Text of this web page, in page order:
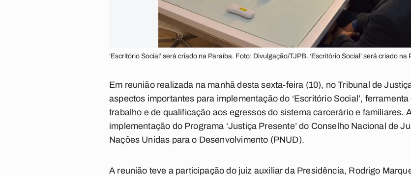
‘Escritório Social’ será criado na Paraíba. Foto: Divulgação/TJPB. ‘Escritório Social’ será criado
Em reunião realizada na manhã desta sexta-feira (10), no Tribunal de
aspectos importantes para implementação do ‘Escritório Social’,
trabalho e de qualificação aos egressos do sistema carcerário e familiares.
implementação do Programa ‘Justiça Presente’ do Conselho Nacional de
Nações Unidas para o Desenvolvimento (PNUD).
A reunião teve a participação do juiz auxiliar da Presidência, Rodrigo